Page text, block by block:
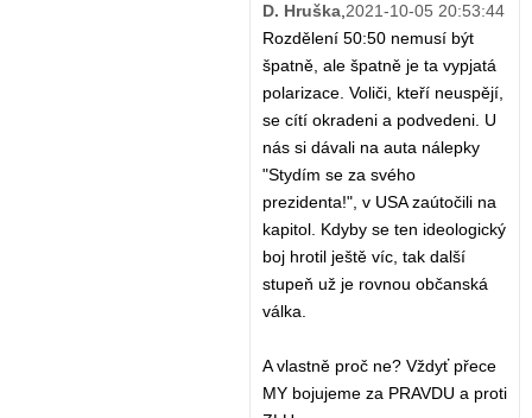
D. Hruška,2021-10-05 20:53:44
Rozdělení 50:50 nemusí být
špatně, ale špatně je ta vypjatá
polarizace. Voliči, kteří neuspějí,
se cítí okradeni a podvedeni. U
nás si dávali na auta nálepky
"Stydím se za svého
prezidenta!", v USA zaútočili na
kapitol. Kdyby se ten ideologický
boj hrotil ještě víc, tak další
stupeň už je rovnou občanská
válka.
A vlastně proč ne? Vždyť přece
MY bojujeme za PRAVDU a proti